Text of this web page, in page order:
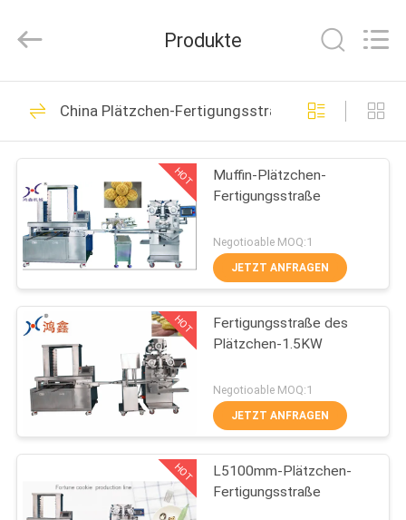
HAUSE
PRODUKTE
VR-
SHOW
ÜBER
UNS
WERKSBESICHTIGUNG
QUALITÄTSKONTROLLE
Machinery
Rights
Brot-
Fertigungsstraße
112
Pita Bread
Production Line
9
Produkte
China Plätzchen-Fertigungsstraße
HOT
Muffin-Plätzchen-
Fertigungsstraße
Negotioable MOQ:1
JETZT ANFRAGEN
HOT
Fertigungsstraße des
Plätzchen-1.5KW
Negotioable MOQ:1
JETZT ANFRAGEN
HOT
L5100mm-Plätzchen-
Fertigungsstraße